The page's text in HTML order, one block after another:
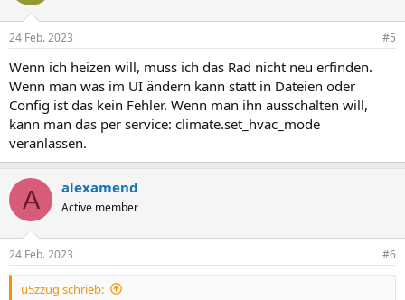
24 Feb. 2023 #5
Wenn ich heizen will, muss ich das Rad nicht neu erfinden.
Wenn man was im UI ändern kann statt in Dateien oder
Config ist das kein Fehler. Wenn man ihn ausschalten will,
kann man das per service: climate.set_hvac_mode
veranlassen.
A alexamend
Active member
24 Feb. 2023 #6
u5zzug schrieb: